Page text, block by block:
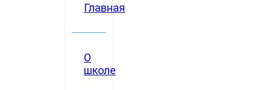
Главная
О
школе